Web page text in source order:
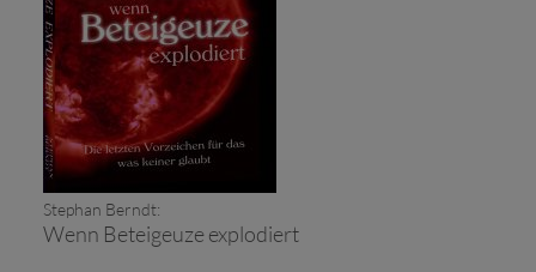
Stephan Berndt:
Wenn Beteigeuze explodiert